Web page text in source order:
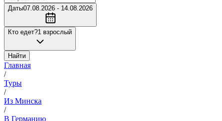
Даты07.08.2026 - 14.08.2026
Кто едет?1 взрослый
Найти
Главная
/
Туры
/
Из Минска
/
В Германию